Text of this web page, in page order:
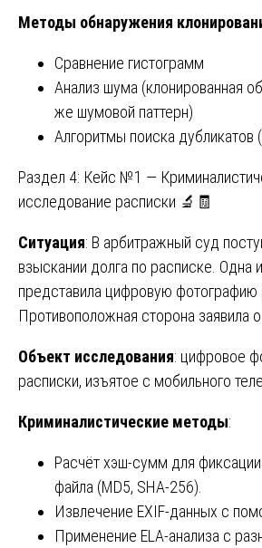
Методы обнаружения
Сравнение гистограмм
Анализ шума (клонированная
же шумовой паттерн)
Алгоритмы поиска дубликатов
Раздел 4: Кейс №1 —
исследование расписки 🔬🧾
Ситуация: В арбитражный суд
взыскании долга по расписке. Одна
представила цифровую фотографию
Противоположная сторона заявила
Объект исследования: цифровое
расписки, изъятое с мобильного
Криминалистические методы:
Расчёт хэш-сумм для
файла (MD5, SHA-256).
Извлечение EXIF-данных с
Применение ELA-анализа с